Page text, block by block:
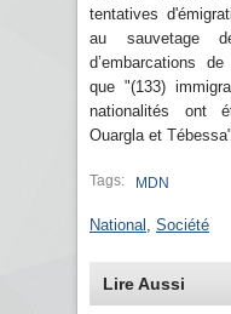
tentatives
au sauvetage
d’embarcations
que "(133)
nationalités ont
Ouargla et
Tags: MDN
National Société
Lire Aussi